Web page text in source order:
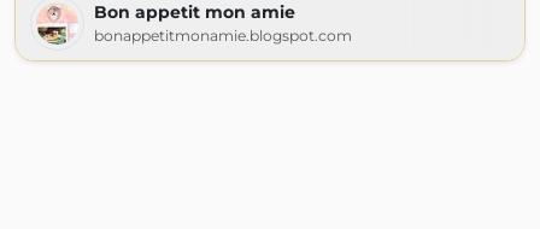
Bon appetit mon amie
bonappetitmonamie.blogspot.com